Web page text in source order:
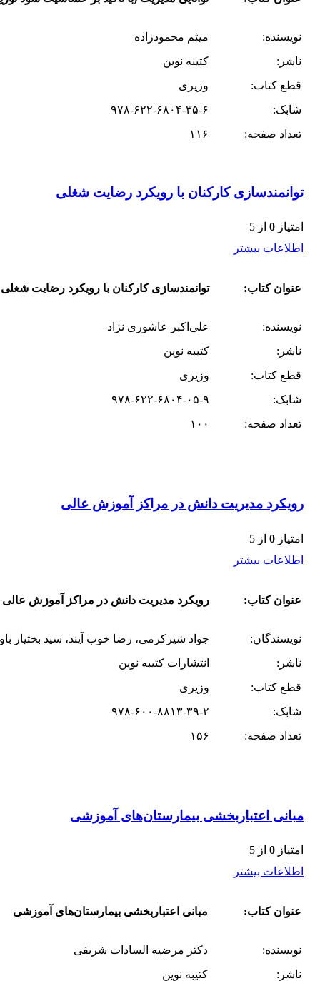
نویسنده:
میثم محمود‌زاده
ناشر:
کتیبه نوین
قطع کتاب:
وزیری
شابک:
۹۷۸-۶۲۲-۶۸۰۴-۳۵-۶
تعداد صفحه:
۱۱۶
توانمند‌سازی کارکنان با رویکرد رضایت شغلی
امتیاز 0 از 5
اطلاعات بیشتر
عنوان کتاب: توانمند‌سازی کارکنان با رویکرد رضایت شغلی
نویسنده:
علی‌اکبر عاشوری نژاد
ناشر:
کتیبه نوین
قطع کتاب:
وزیری
شابک:
۹۷۸-۶۲۲-۶۸۰۴-۰۵-۹
تعداد صفحه:
۱۰۰
رویکرد مدیریت دانش در مراکز آموزش عالی
امتیاز 0 از 5
اطلاعات بیشتر
عنوان کتاب: رویکرد مدیریت دانش در مراکز آموزش عالی
نویسندگان:
جواد شیرکرمی، رضا خوب آیند، سید بختیار
ناشر:
انتشارات کتیبه نوین
قطع کتاب:
وزیری
شابک:
۹۷۸-۶۰۰-۸۸۱۳-۳۹-۲
تعداد صفحه:
۱۵۶
مبانی اعتباربخشی بیمارستان‌های آموزشی
امتیاز 0 از 5
اطلاعات بیشتر
عنوان کتاب: مبانی اعتباربخشی بیمارستان‌های آموزشی
نویسنده:
دکتر مرضیه السادات شریفی
ناشر:
کتیبه نوین